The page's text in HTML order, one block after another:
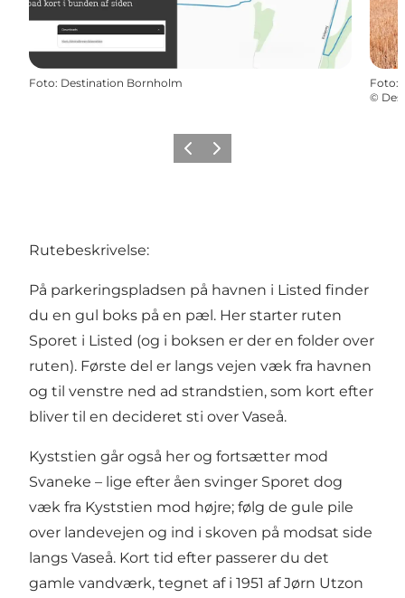
Foto: Destination Bornholm Foto:
©
ForrigeNæste
Rutebeskrivelse:
På parkeringspladsen på havnen i Listed finder
du en gul boks på en pæl. Her starter ruten
Sporet i Listed (og i boksen er der en folder over
ruten). Første del er langs vejen væk fra havnen
og til venstre ned ad strandstien, som kort efter
bliver til en decideret sti over Vaseå.
Kyststien går også her og fortsætter mod
Svaneke – lige efter åen svinger Sporet dog
væk fra Kyststien mod højre; følg de gule pile
over landevejen og ind i skoven på modsat side
langs Vaseå. Kort tid efter passerer du det
gamle vandværk, tegnet af i 1951 af Jørn Utzon